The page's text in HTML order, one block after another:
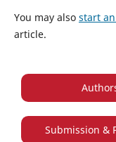
You may also start
article.
Submission &